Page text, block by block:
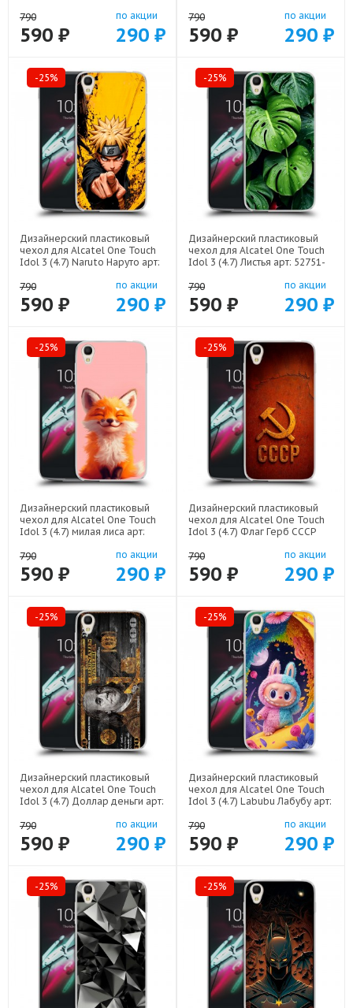
790
590 ₽
по акции
290 ₽
790
590 ₽
по акции
290 ₽
-25%
Дизайнерский пластиковый
чехол для Alcatel One Touch
Idol 3 (4.7) Naruto Наруто арт:
790
590 ₽
по акции
290 ₽
-25%
Дизайнерский пластиковый
чехол для Alcatel One Touch
Idol 3 (4.7) Листья арт: 52751-
790
590 ₽
по акции
290 ₽
-25%
Дизайнерский пластиковый
чехол для Alcatel One Touch
Idol 3 (4.7) милая лиса арт:
790
590 ₽
по акции
290 ₽
-25%
Дизайнерский пластиковый
чехол для Alcatel One Touch
Idol 3 (4.7) Флаг Герб СССР
790
590 ₽
по акции
290 ₽
-25%
Дизайнерский пластиковый
чехол для Alcatel One Touch
Idol 3 (4.7) Доллар деньги арт:
790
590 ₽
по акции
290 ₽
-25%
Дизайнерский пластиковый
чехол для Alcatel One Touch
Idol 3 (4.7) Labubu Лабубу арт:
790
590 ₽
по акции
290 ₽
-25% -25%